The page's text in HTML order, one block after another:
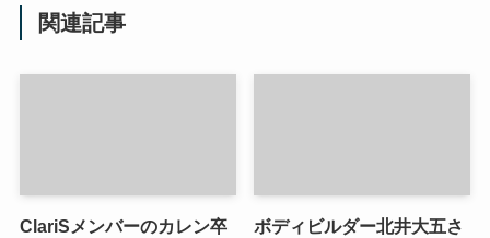
関連記事
ClariSメンバーのカレン卒
ボディビルダー北井大五さ